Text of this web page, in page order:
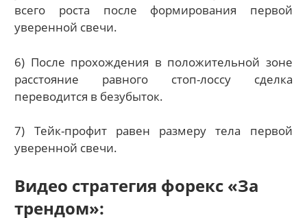
всего роста после формирования первой
уверенной свечи.
6) После прохождения в положительной зоне
расстояние равного стоп-лоссу сделка
переводится в безубыток.
7) Тейк-профит равен размеру тела первой
уверенной свечи.
Видео стратегия форекс «За
трендом»: